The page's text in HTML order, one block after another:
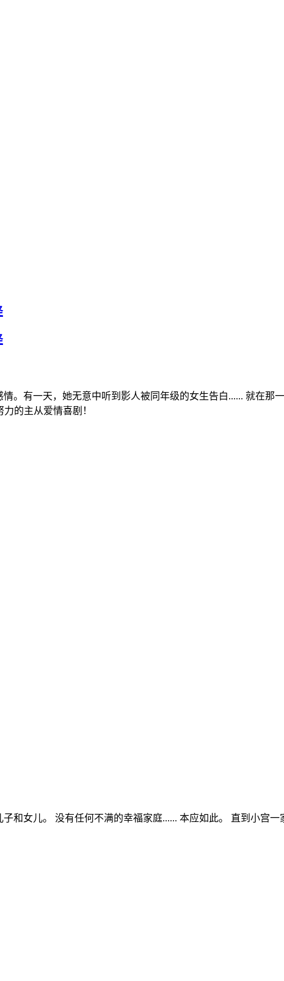
。有一天，她无意中听到影人被同年级的女生告白...... 就在那
的主从爱情喜剧！
和女儿。 没有任何不满的幸福家庭...... 本应如此。 直到小宫